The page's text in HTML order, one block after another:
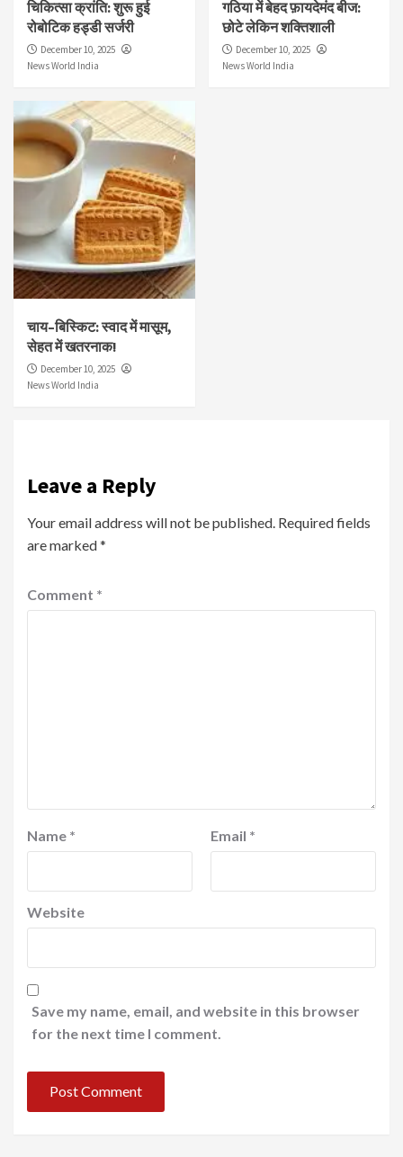
चिकित्सा क्रांति: शुरू हुई
रोबोटिक हड्डी सर्जरी
December 10, 2025
News World India
गठिया में बेहद फ़ायदेमंद बीज:
छोटे लेकिन शक्तिशाली
December 10, 2025
News World India
चाय–बिस्किट: स्वाद में मासूम,
सेहत में खतरनाक!
December 10, 2025
News World India
Leave a Reply
Your email address will not be published. Required fields
are marked*
Comment *
Name * Email *
Website
Save my name, email, and website in this browser
for the next time I comment.